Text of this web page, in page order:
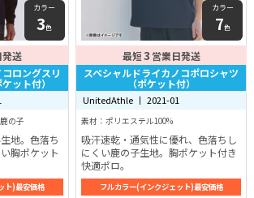
カラー
3色
発送
ロングスリ
ット付）
の子
地。色落ち
胸ポケット
ト)最安価格
カラー
7色
最短3 営業日発送
スペシャルドライカノコポロシャツ
（ポケット付）
UnitedAthle 丨 2021-01
素材：ポリエステル100%
吸汗速乾・通気性に優れ、色落ちし
にくい鹿の子生地。胸ポケット付き
快適ポロ。
フルカラー(インクジェット)最安価格